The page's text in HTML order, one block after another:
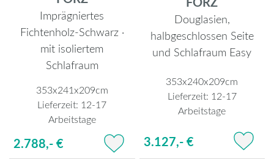
Imprägniertes
Fichtenholz-Schwarz ·
mit isoliertem
Schlafraum
353x241x209cm
Lieferzeit: 12-17
Arbeitstage
2.788,- €
Douglasien,
halbgeschlossen Seite
und Schlafraum Easy
353x240x209cm
Lieferzeit: 12-17
Arbeitstage
3.127,- €